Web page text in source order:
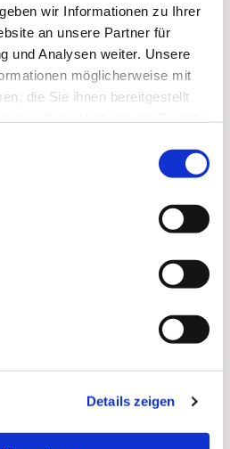
wir Informationen zu Ihrer
an unsere Partner für
und Analysen weiter. Unsere
möglicherweise mit
die Sie ihnen bereitgestellt
Details zeigen
wir uns donnerstagsin der
Blumen König),